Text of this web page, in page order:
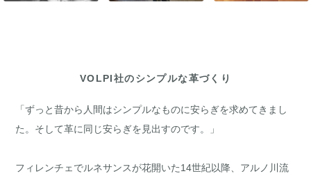
VOLPI社のシンプルな革づくり
「ずっと昔から人間はシンプルなものに安らぎを求めてきまし
た。そして革に同じ安らぎを見出すのです。」
フィレンチェでルネサンスが花開いた14世紀以降、アルノ川流